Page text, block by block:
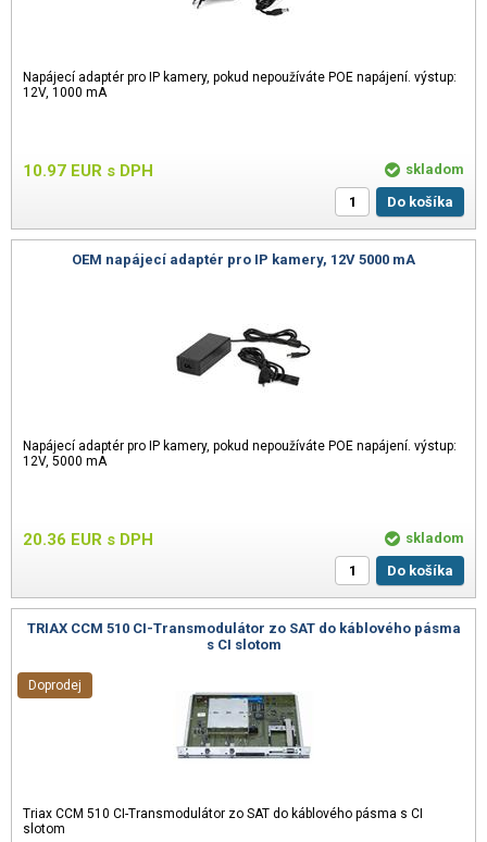
Napájecí adaptér pro IP kamery, pokud nepoužíváte POE napájení. výstup:
12V, 1000 mA
10.97 EUR s DPH
skladom
Do košíka
OEM napájecí adaptér pro IP kamery, 12V 5000 mA
Napájecí adaptér pro IP kamery, pokud nepoužíváte POE napájení. výstup:
12V, 5000 mA
20.36 EUR s DPH
skladom
Do košíka
TRIAX CCM 510 CI-Transmodulátor zo SAT do káblového pásma
s CI slotom
Triax CCM 510 CI-Transmodulátor zo SAT do káblového pásma s CI
slotom
Doprodej